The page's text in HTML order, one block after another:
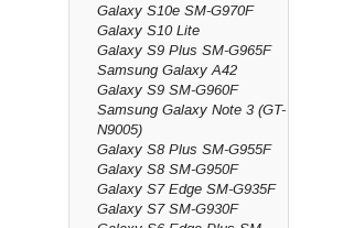
Galaxy S10e SM-G970F
Galaxy S10 Lite
Galaxy S9 Plus SM-G965F
Samsung Galaxy A42
Galaxy S9 SM-G960F
Samsung Galaxy Note 3 (GT-
N9005)
Galaxy S8 Plus SM-G955F
Galaxy S8 SM-G950F
Galaxy S7 Edge SM-G935F
Galaxy S7 SM-G930F